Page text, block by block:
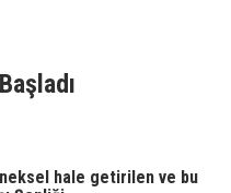
hale getirilen ve bu